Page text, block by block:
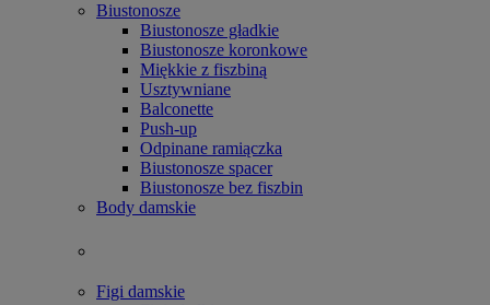
Biustonosze
Biustonosze gładkie
Biustonosze koronkowe
Miękkie z fiszbiną
Usztywniane
Balconette
Push-up
Odpinane ramiączka
Biustonosze spacer
Biustonosze bez fiszbin
Body damskie
Figi damskie